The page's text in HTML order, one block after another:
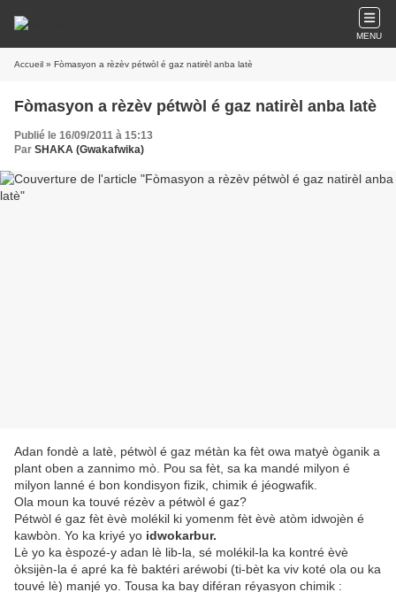
MENU
Accueil » Fòmasyon a rèzèv pétwòl é gaz natirèl anba latè
Fòmasyon a rèzèv pétwòl é gaz natirèl anba latè
Publié le 16/09/2011 à 15:13
Par SHAKA (Gwakafwika)
Adan fondè a latè, pétwòl é gaz métàn ka fèt owa matyè òganik a
plant oben a zannimo mò. Pou sa fèt, sa ka mandé milyon é
milyon lanné é bon kondisyon fizik, chimik é jéogwafik.
Ola moun ka touvé rézèv a pétwòl é gaz?
Pétwòl é gaz fèt èvè molékil ki yomenm fèt èvè atòm idwojèn é
kawbòn. Yo ka kriyé yo idwokarbur.
Lè yo ka èspozé-y adan lè lib-la, sé molékil-la ka kontré èvè
òksijèn-la é apré ka fè baktéri aréwobi (ti-bèt ka viv koté ola ou ka
touvé lè) manjé yo. Tousa ka bay diféran réyasyon chimik :